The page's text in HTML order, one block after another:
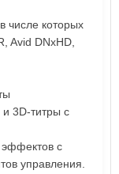
числе которых
Avid DNxHD,
3D-титры с
эффектов с
управления.